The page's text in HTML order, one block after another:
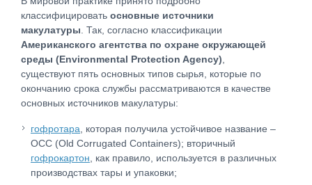
классифицировать основные источники
макулатуры. Так, согласно классификации
Американского агентства по охране окружающей
среды (Environmental Protection Agency),
существуют пять основных типов сырья, которые по
окончанию срока службы рассматриваются в качестве
основных источников макулатуры:
гофротара, которая получила устойчивое название –
OCC (Old Corrugated Containers); вторичный
гофрокартон, как правило, используется в различных
производствах тары и упаковки;